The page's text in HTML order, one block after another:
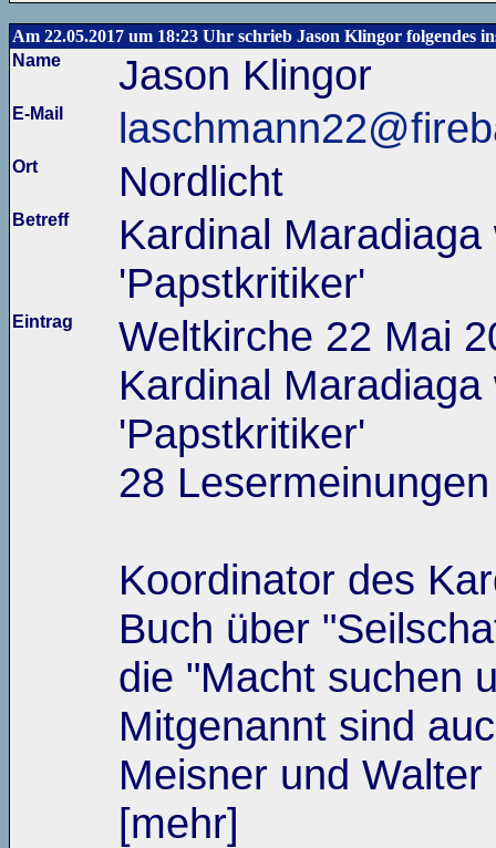
Am 22.05.2017 um 18:23 Uhr schrieb Jason Klingor folgendes
Name
Jason Klingor
E-Mail
Ort Nordlicht
Betreff
Kardinal
'Papstkritiker'
Eintrag
Weltkirche 22 Mai
Kardinal
'Papstkritiker'
28 Lesermeinungen
Koordinator des
Buch über
die "Macht suchen
Mitgenannt sind
Meisner und
[mehr]